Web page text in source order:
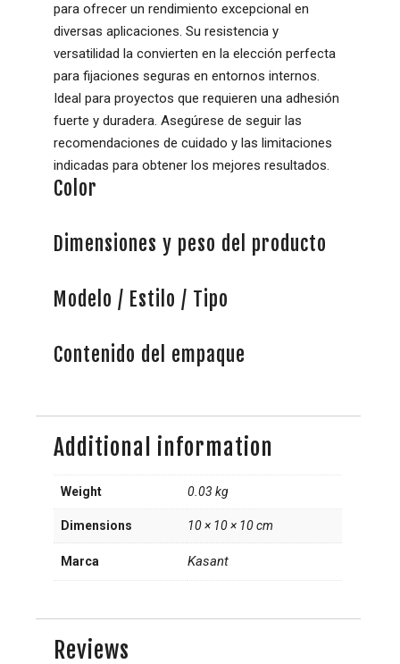
para ofrecer un rendimiento excepcional en
diversas aplicaciones. Su resistencia y
versatilidad la convierten en la elección perfecta
para fijaciones seguras en entornos internos.
Ideal para proyectos que requieren una adhesión
fuerte y duradera. Asegúrese de seguir las
recomendaciones de cuidado y las limitaciones
indicadas para obtener los mejores resultados.
Color
Dimensiones y peso del producto
Modelo / Estilo / Tipo
Contenido del empaque
Additional information
Weight 0.03 kg
Dimensions 10 × 10 × 10 cm
Marca Kasant
Reviews